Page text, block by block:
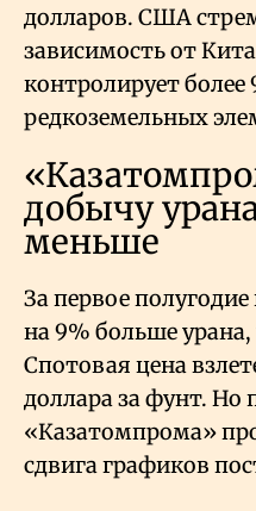
долларов. США
зависимость от
контролирует
редкоземельных
добычу
меньше
За первое
на 9% больше
Спотовая цена
доллара за фунт. Но
«Казатомпрома»
сдвига графиков